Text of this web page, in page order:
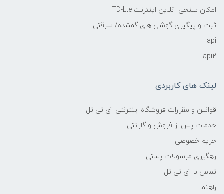
امکان سنجی آنلاین اینترنت TD-Lte
ثبت و پیگیری گوشی های گمشده/ سرقتی
api
api2
لینک های کاربردی
قوانین و مقررات فروشگاه اینترنتی آی تی تل
خدمات پس از فروش و گارانتی
حریم خصوصی
رهگیری مرسولات پستی
تماس با آی تی تل
راهنما